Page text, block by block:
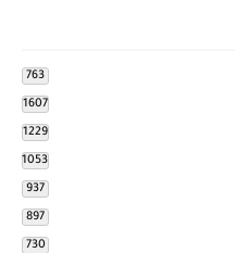
763
1607
1229
1053
937
897
730